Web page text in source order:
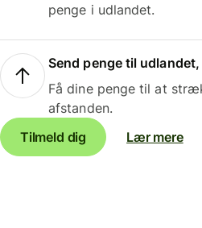
penge i udlandet.
Send penge til
Få dine penge til at
afstanden.
Tilmeld dig
Lær mere